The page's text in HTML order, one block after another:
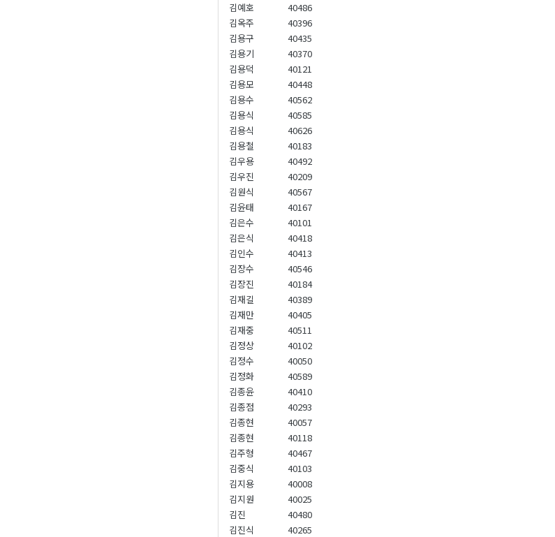
김예호
40486
김옥주
40396
김용구
40435
김용기
40370
김용덕
40121
김용모
40448
김용수
40562
김용식
40585
김용식
40626
김용철
40183
김우용
40492
김우진
40209
김원식
40567
김윤태
40167
김은수
40101
김은식
40418
김인수
40413
김장수
40546
김장진
40184
김재길
40389
김재만
40405
김재중
40511
김정상
40102
김정수
40050
김정화
40589
김종윤
40410
김종점
40293
김종현
40057
김종현
40118
김주형
40467
김중식
40103
김지용
40008
김지원
40025
김진
40480
김진식
40265